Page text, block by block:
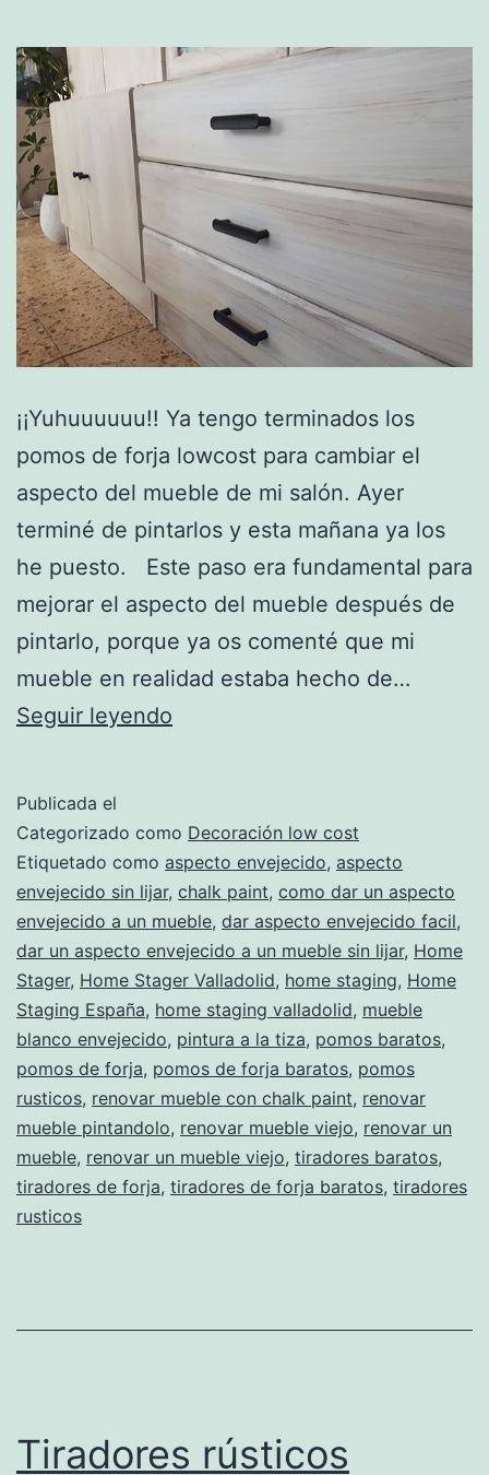
¡¡Yuhuuuuuu!! Ya tengo terminados los
pomos de forja lowcost para cambiar el
aspecto del mueble de mi salón. Ayer
terminé de pintarlos y esta mañana ya los
he puesto. Este paso era fundamental para
mejorar el aspecto del mueble después de
pintarlo, porque ya os comenté que mi
mueble en realidad estaba hecho de…
Seguir leyendo
con
tiradores
Publicada el
Categorizado como Decoración low cost
Etiquetado como aspecto envejecido, aspecto
envejecido sin lijar, chalk paint, como dar un aspecto
envejecido a un mueble, dar aspecto envejecido facil,
dar un aspecto envejecido a un mueble sin lijar, Home
Stager, Home Stager Valladolid, home staging, Home
Staging España, home staging valladolid, mueble
blanco envejecido, pintura a la tiza, pomos baratos,
pomos de forja, pomos de forja baratos, pomos
rusticos, renovar mueble con chalk paint, renovar
mueble pintandolo, renovar mueble viejo, renovar un
mueble, renovar un mueble viejo, tiradores baratos,
tiradores de forja, tiradores de forja baratos, tiradores
rusticos
Tiradores rústicos